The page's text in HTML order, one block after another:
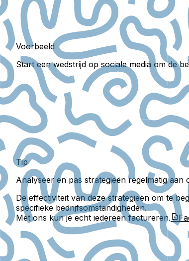
Voorbeeld
Start een wedstrijd op sociale media om de
Tip
Analyseer en pas strategieën regelmatig aan
De effectiviteit van deze strategieën om te
specifieke bedrijfsomstandigheden.
Met ons kun je echt iedereen factureren.